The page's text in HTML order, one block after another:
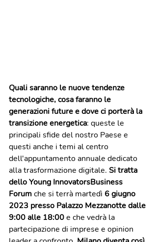
Quali saranno le nuove tendenze
tecnologiche, cosa faranno le
generazioni future e dove ci porterà la
transizione energetica: queste le
principali sfide del nostro Paese e
questi anche i temi al centro
dell'appuntamento annuale dedicato
alla trasformazione digitale. Si tratta
dello Young InnovatorsBusiness
Forum che si terrà martedì 6 giugno
2023 presso Palazzo Mezzanotte dalle
9:00 alle 18:00 e che vedrà la
partecipazione di imprese e opinion